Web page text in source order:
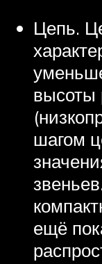
Цепь.
высоты
шагом
ещё